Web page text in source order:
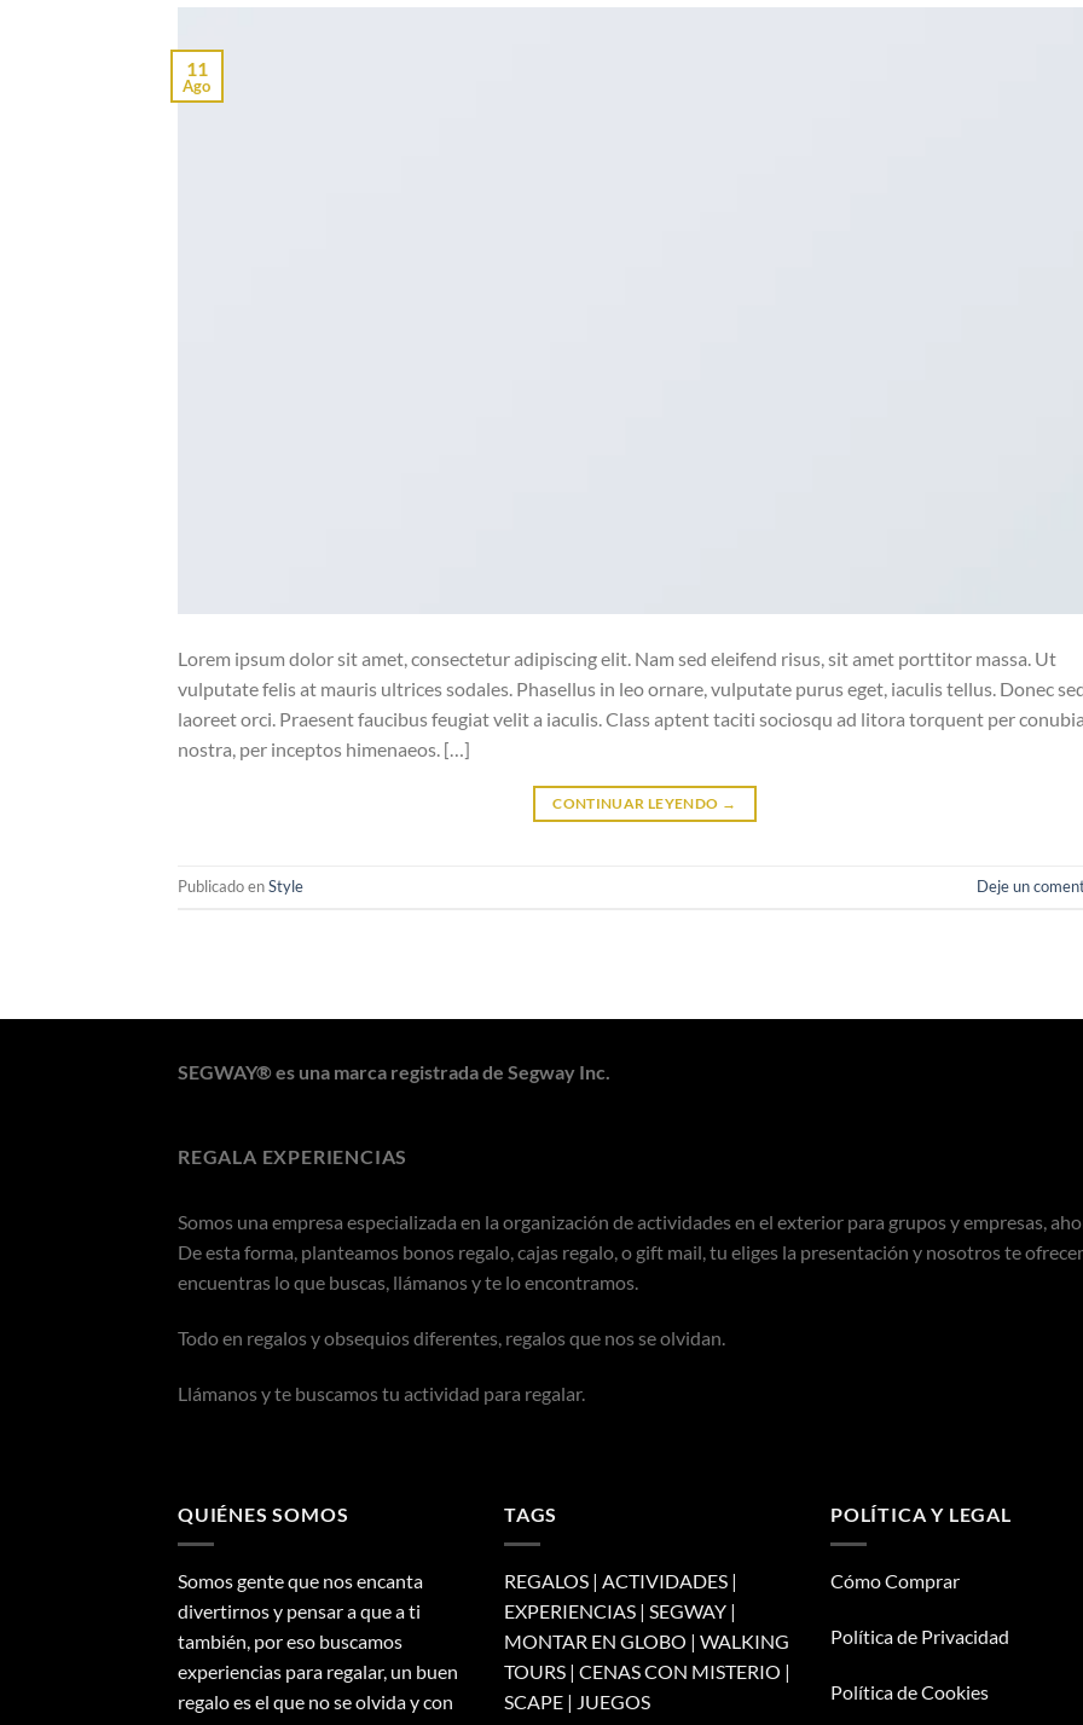
11
Ago
Lorem ipsum dolor sit amet, consectetur adipiscing elit. Nam sed eleifend risus, sit amet porttitor massa. Ut
vulputate felis at mauris ultrices sodales. Phasellus in leo ornare, vulputate purus eget, iaculis tellus. Donec
laoreet orci. Praesent faucibus feugiat velit a iaculis. Class aptent taciti sociosqu ad litora torquent per conubia
nostra, per inceptos himenaeos. […]
CONTINUAR LEYENDO →
Publicado enStyle Deje un
SEGWAY® es una marca registrada de Segway Inc.
REGALA EXPERIENCIAS
Somos una empresa especializada en la organización de actividades en el exterior para grupos y empresas,
De esta forma, planteamos bonos regalo, cajas regalo, o gift mail, tu eliges la presentación y nosotros te
encuentras lo que buscas, llámanos y te lo encontramos.
Todo en regalos y obsequios diferentes, regalos que nos se olvidan.
Llámanos y te buscamos tu actividad para regalar.
QUIÉNES SOMOS
Somos gente que nos encanta
divertirnos y pensar a que a ti
también, por eso buscamos
experiencias para regalar, un buen
regalo es el que no se olvida y con
TAGS
REGALOS | ACTIVIDADES |
EXPERIENCIAS | SEGWAY |
MONTAR EN GLOBO | WALKING
TOURS | CENAS CON MISTERIO |
SCAPE | JUEGOS
POLÍTICA Y LEGAL
Cómo Comprar
Política de Privacidad
Política de Cookies